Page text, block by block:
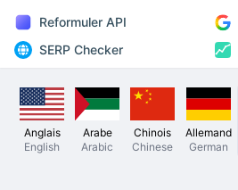
Reformuler API
SERP Checker
Anglais
English
Arabe
Arabic
Chinois
Chinese
Allemand
German